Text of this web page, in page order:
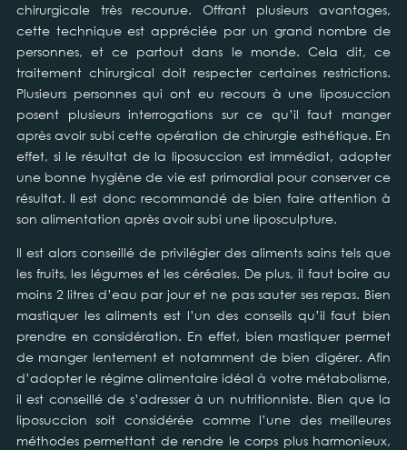
chirurgicale très recourue. Offrant plusieurs avantages,
cette technique est appréciée par un grand nombre de
personnes, et ce partout dans le monde. Cela dit, ce
traitement chirurgical doit respecter certaines restrictions.
Plusieurs personnes qui ont eu recours à une liposuccion
posent plusieurs interrogations sur ce qu’il faut manger
après avoir subi cette opération de chirurgie esthétique. En
effet, si le résultat de la liposuccion est immédiat, adopter
une bonne hygiène de vie est primordial pour conserver ce
résultat. Il est donc recommandé de bien faire attention à
son alimentation après avoir subi une liposculpture.
Il est alors conseillé de privilégier des aliments sains tels que
les fruits, les légumes et les céréales. De plus, il faut boire au
moins 2 litres d’eau par jour et ne pas sauter ses repas. Bien
mastiquer les aliments est l’un des conseils qu’il faut bien
prendre en considération. En effet, bien mastiquer permet
de manger lentement et notamment de bien digérer. Afin
d’adopter le régime alimentaire idéal à votre métabolisme,
il est conseillé de s’adresser à un nutritionniste. Bien que la
liposuccion soit considérée comme l’une des meilleures
méthodes permettant de rendre le corps plus harmonieux,